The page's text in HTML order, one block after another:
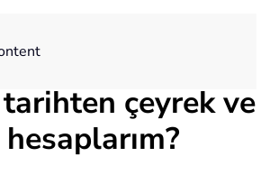
çeyrek ve
hesaplarım?